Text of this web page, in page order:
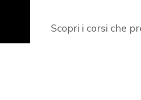
Scopri i corsi che